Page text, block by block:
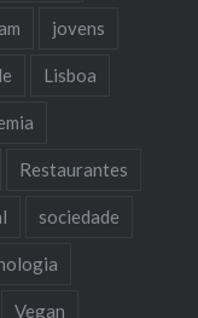
jovens
Lisboa
Restaurantes
sociedade
Vegan